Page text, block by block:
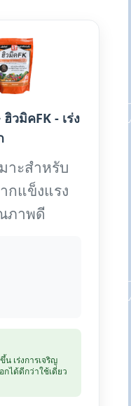
วมิคFK - เร่ง
าะสำหรับ
กแข็งแรง
ภาพดี
เร่งการเจริญ
กได้ดีกว่าใช้เดี่ยว